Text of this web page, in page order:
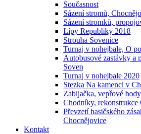
Současnost
Sázení stromů,
Sázení stromků,
Lípy Republiky 2018
Strouha Sovenice
Turnaj v nohejbale, O
Autobusové zastávky a
Soven
Turnaj v nohejbale 2020
Stezka Na kamenci v
Zabijačka, vepřové
Chodníky, rekonstrukce
Převzetí hasičského
Chocnějovice
Kontakt